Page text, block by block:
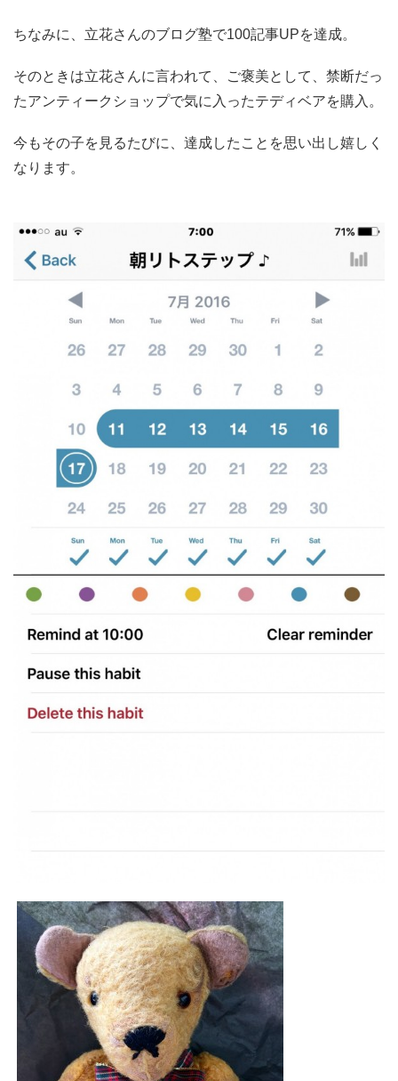
ちなみに、立花さんのブログ塾で100記事UPを達成。
そのときは立花さんに言われて、ご褒美として、禁断だっ
たアンティークショップで気に入ったテディベアを購入。
今もその子を見るたびに、達成したことを思い出し嬉しく
なります。